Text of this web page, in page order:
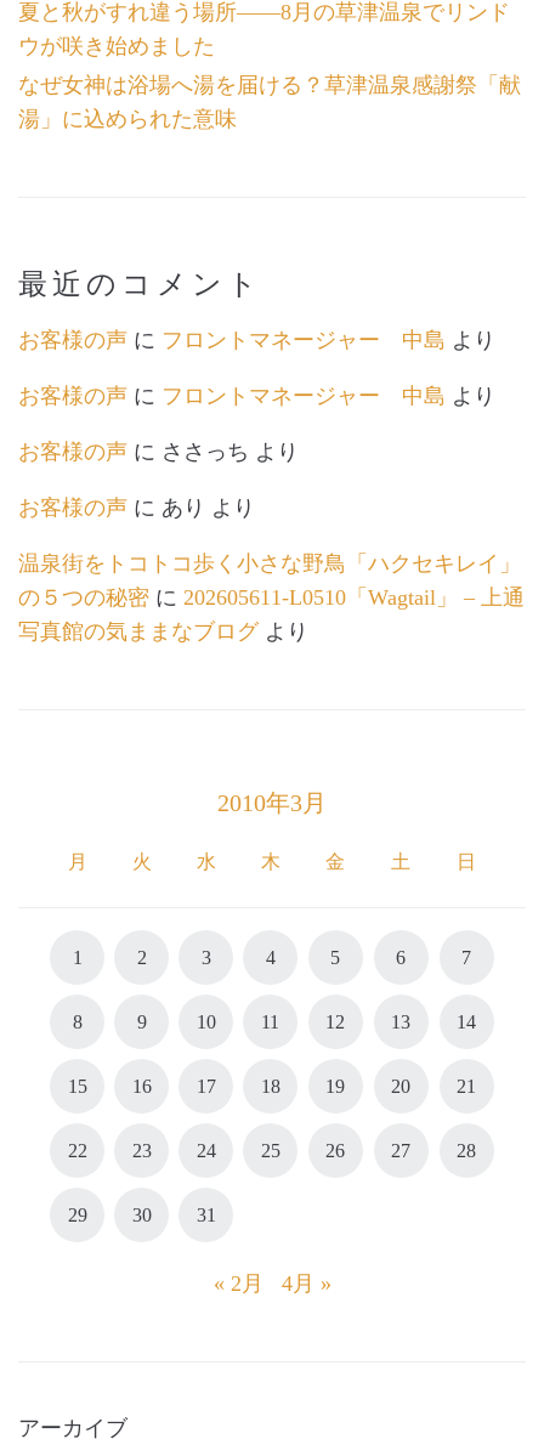
夏と秋がすれ違う場所――8月の草津温泉でリンド
ウが咲き始めました
なぜ女神は浴場へ湯を届ける？草津温泉感謝祭「献
湯」に込められた意味
最近のコメント
お客様の声 に フロントマネージャー 中島 より
お客様の声 に フロントマネージャー 中島 より
お客様の声 に ささっち より
お客様の声 に あり より
温泉街をトコトコ歩く小さな野鳥「ハクセキレイ」
の５つの秘密 に 202605611-L0510「Wagtail」 – 上通
写真館の気ままなブログより
2010年3月
月 火 水 木 金 土 日
1 2 3 4 5 6 7
8 9 10 11 12 13 14
15 16 17 18 19 20 21
22 23 24 25 26 27 28
29 30 31
« 2月 4月 »
アーカイブ